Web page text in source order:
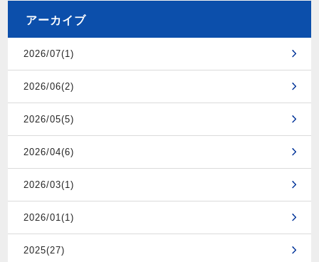
アーカイブ
2026/07(1)
2026/06(2)
2026/05(5)
2026/04(6)
2026/03(1)
2026/01(1)
2025(27)